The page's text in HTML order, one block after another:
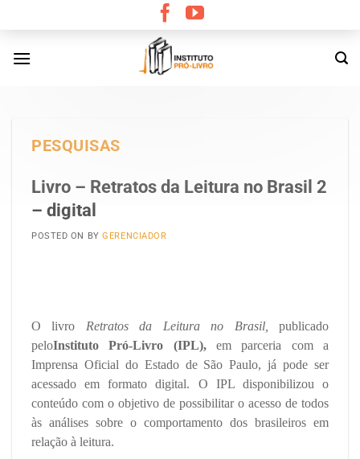
content
PESQUISAS
Livro – Retratos da Leitura no Brasil 2
– digital
POSTED ON BYGERENCIADOR
O livro Retratos da Leitura no Brasil,publicado
peloInstituto Pró-Livro (IPL),em parceria com a
Imprensa Oficial do Estado de São Paulo, já pode ser
acessado em formato digital. O IPL disponibilizou o
conteúdo com o objetivo de possibilitar o acesso de todos
às análises sobre o comportamento dos brasileiros em
relação à leitura.